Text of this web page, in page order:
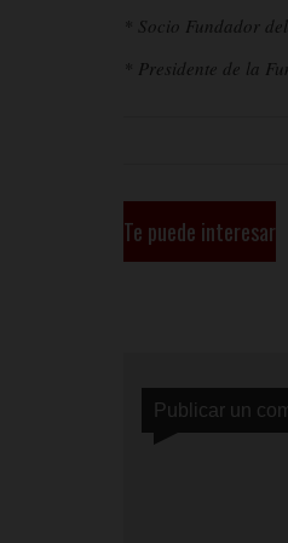
* Socio Fundador
* Presidente de la
Te puede interesar
Publicar un